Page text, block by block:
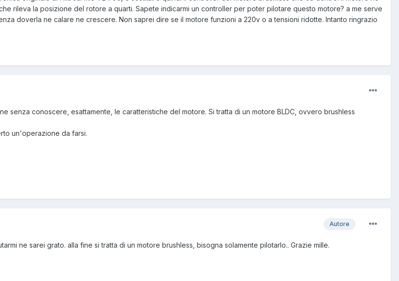
rileva la posizione del rotore a quarti. Sapete indicarmi un controller per poter pilotare questo motore? a me serve
doverla ne calare ne crescere. Non saprei dire se il motore funzioni a 220v o a tensioni ridotte. Intanto ringrazio
senza conoscere, esattamente, le caratteristiche del motore. Si tratta di un motore BLDC, ovvero brushless
un'operazione da farsi.
Autore
ne sarei grato. alla fine si tratta di un motore brushless, bisogna solamente pilotarlo.. Grazie mille.